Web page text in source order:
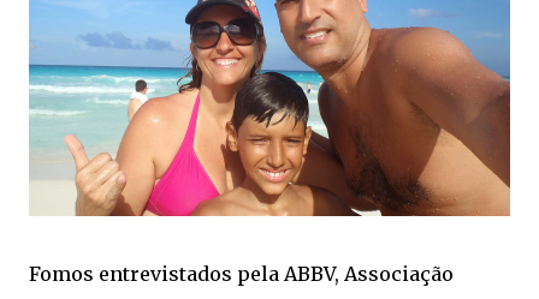
Fomos entrevistados pela ABBV, Associação